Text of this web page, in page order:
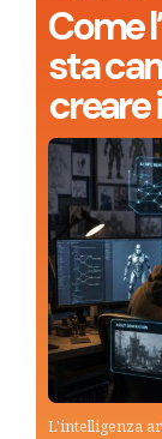
Come
sta
creare
L'intelligenza